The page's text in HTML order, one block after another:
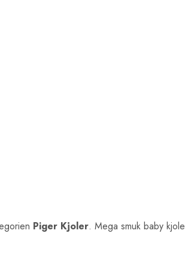
Piger Kjoler. Mega smuk baby